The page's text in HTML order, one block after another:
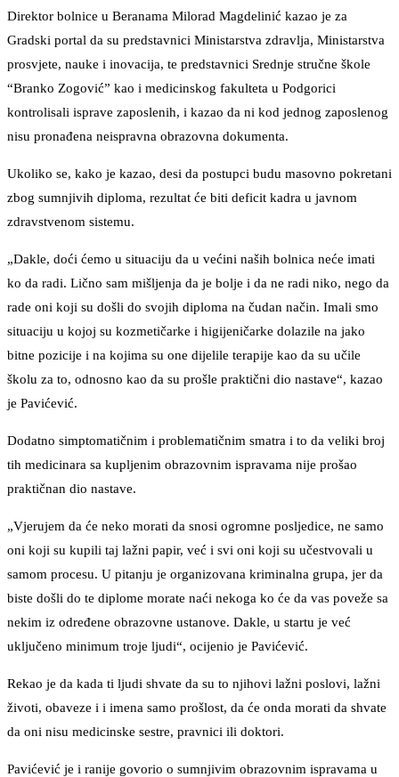
Direktor bolnice u Beranama Milorad Magdelinić kazao je za
Gradski portal da su predstavnici Ministarstva zdravlja, Ministarstva
prosvjete, nauke i inovacija, te predstavnici Srednje stručne škole
“Branko Zogović” kao i medicinskog fakulteta u Podgorici
kontrolisali isprave zaposlenih, i kazao da ni kod jednog zaposlenog
nisu pronađena neispravna obrazovna dokumenta.
Ukoliko se, kako je kazao, desi da postupci budu masovno pokretani
zbog sumnjivih diploma, rezultat će biti deficit kadra u javnom
zdravstvenom sistemu.
„Dakle, doći ćemo u situaciju da u većini naših bolnica neće imati
ko da radi. Lično sam mišljenja da je bolje i da ne radi niko, nego da
rade oni koji su došli do svojih diploma na čudan način. Imali smo
situaciju u kojoj su kozmetičarke i higijeničarke dolazile na jako
bitne pozicije i na kojima su one dijelile terapije kao da su učile
školu za to, odnosno kao da su prošle praktični dio nastave“, kazao
je Pavićević.
Dodatno simptomatičnim i problematičnim smatra i to da veliki broj
tih medicinara sa kupljenim obrazovnim ispravama nije prošao
praktičnan dio nastave.
„Vjerujem da će neko morati da snosi ogromne posljedice, ne samo
oni koji su kupili taj lažni papir, već i svi oni koji su učestvovali u
samom procesu. U pitanju je organizovana kriminalna grupa, jer da
biste došli do te diplome morate naći nekoga ko će da vas poveže sa
nekim iz određene obrazovne ustanove. Dakle, u startu je već
uključeno minimum troje ljudi“, ocijenio je Pavićević.
Rekao je da kada ti ljudi shvate da su to njihovi lažni poslovi, lažni
životi, obaveze i i imena samo prošlost, da će onda morati da shvate
da oni nisu medicinske sestre, pravnici ili doktori.
Pavićević je i ranije govorio o sumnjivim obrazovnim ispravama u